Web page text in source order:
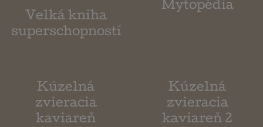
Velká kniha
superschopností
Mytopédia
Kúzelná
zvieracia
kaviareň
Kúzelná
zvieracia
kaviareň 2